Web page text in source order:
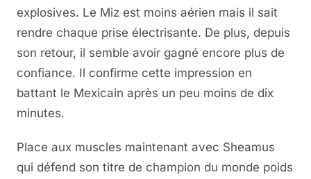
explosives. Le Miz est moins aérien mais il sait
rendre chaque prise électrisante. De plus, depuis
son retour, il semble avoir gagné encore plus de
confiance. Il confirme cette impression en
battant le Mexicain après un peu moins de dix
minutes.
Place aux muscles maintenant avec Sheamus
qui défend son titre de champion du monde poids